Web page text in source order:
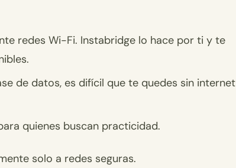
redes Wi-Fi. Instabridge lo hace por ti y te
de datos, es difícil que te quedes sin internet
quienes buscan practicidad.
solo a redes seguras.